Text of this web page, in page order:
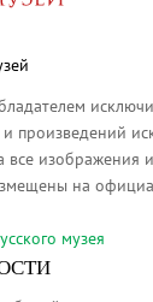
сад
павильон
в Кемерово
Русского
спонсоры
произведений
все изображения
на
музея